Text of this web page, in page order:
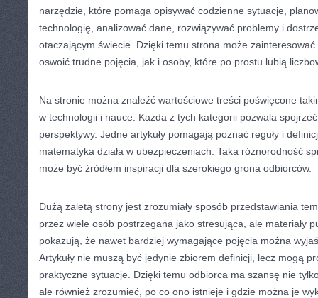
narzędzie, które pomaga opisywać codzienne sytuacje,
technologię, analizować dane, rozwiązywać problemy i
otaczającym świecie. Dzięki temu strona może
oswoić trudne pojęcia, jak i osoby, które po prostu lubią
Na stronie można znaleźć wartościowe treści poświęcone
w technologii i nauce. Każda z tych kategorii pozwala
perspektywy. Jedne artykuły pomagają poznać reguły i
matematyka działa w ubezpieczeniach. Taka różnorodność
może być źródłem inspiracji dla szerokiego grona odbiorców.
Dużą zaletą strony jest zrozumiały sposób przedstawiania
przez wiele osób postrzegana jako stresująca, ale materiały
pokazują, że nawet bardziej wymagające pojęcia można
Artykuły nie muszą być jedynie zbiorem definicji, lecz mogą
praktyczne sytuacje. Dzięki temu odbiorca ma szansę nie
ale również zrozumieć, po co ono istnieje i gdzie można je